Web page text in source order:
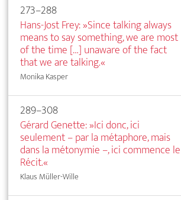
273–288
Hans-Jost Frey: »Since talking always
means to say something, we are most
of the time […] unaware of the fact
that we are talking.«
Monika Kasper
289–308
Gérard Genette: »Ici donc, ici
seulement – par la métaphore, mais
dans la métonymie –, ici commence le
Récit.«
Klaus Müller-Wille